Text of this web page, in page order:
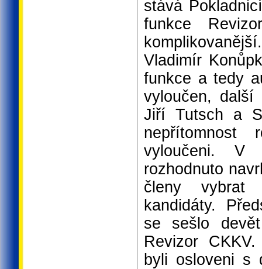
stává
funkce
Vladimír
funkce a tedy
vyloučen, další
Jiří Tutsch a
vyloučeni. V
rozhodnuto
členy vybrat
kandidáty.
se sešlo
Revizor
byli osloveni s